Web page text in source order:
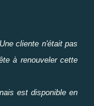
Une cliente n'était pas
à renouveler cette
est disponible en